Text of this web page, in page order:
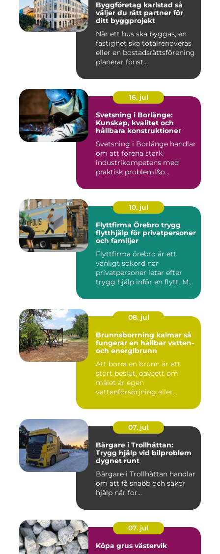
Byggföretag karlstad så
väljer du rätt partner för
ditt byggprojekt
När ett hus ska byggas, en
fastighet ska totalrenoveras
eller en bostadsrättsförening
planerar fönst...
16. jul
Svetsning i Borlänge:
Kunskap, kvalitet och
hållbara konstruktioner
Svetsning i Borlänge handlar
om att förena stark
industrikompetens med
praktisk probleml&o...
10. jul
Flyttfirma Örebro trygg
flytthjälp för privatpersoner
och familjer
Flyttfirma örebro är ett
vanligt sökord när
privatpersoner letar efter
trygg hjälp inför en flytt. M...
08. jul
Brunnsborrning kalmar så
fungerar en hållbar vatten-
och energibrunn
Att borra en brunn är ett
stort beslut, oavsett om
målet är egen
vattenförsörjning eller
07. jul
Bärgare i Trollhättan:
Trygg hjälp vid bilproblem
dygnet runt
Bärgare i Trollhättan handlar
om att få snabb och säker
hjälp när for...
07. jul
Köpa grus västervik